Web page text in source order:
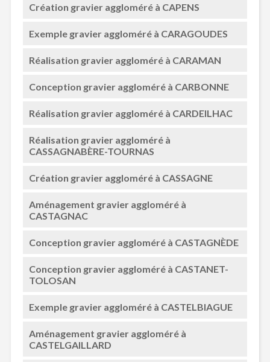
Création gravier aggloméré à CAPENS
Exemple gravier aggloméré à CARAGOUDES
Réalisation gravier aggloméré à CARAMAN
Conception gravier aggloméré à CARBONNE
Réalisation gravier aggloméré à CARDEILHAC
Réalisation gravier aggloméré à
CASSAGNABÈRE-TOURNAS
Création gravier aggloméré à CASSAGNE
Aménagement gravier aggloméré à
CASTAGNAC
Conception gravier aggloméré à CASTAGNÈDE
Conception gravier aggloméré à CASTANET-
TOLOSAN
Exemple gravier aggloméré à CASTELBIAGUE
Aménagement gravier aggloméré à
CASTELGAILLARD